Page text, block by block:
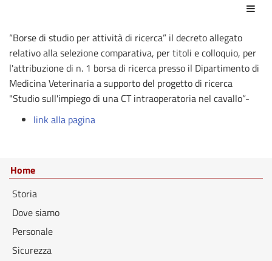
“Borse di studio per attività di ricerca” il decreto allegato
relativo alla selezione comparativa, per titoli e colloquio, per
l'attribuzione di n. 1 borsa di ricerca presso il Dipartimento di
Medicina Veterinaria a supporto del progetto di ricerca
"Studio sull'impiego di una CT intraoperatoria nel cavallo”-
link alla pagina
Home
Storia
Dove siamo
Personale
Sicurezza